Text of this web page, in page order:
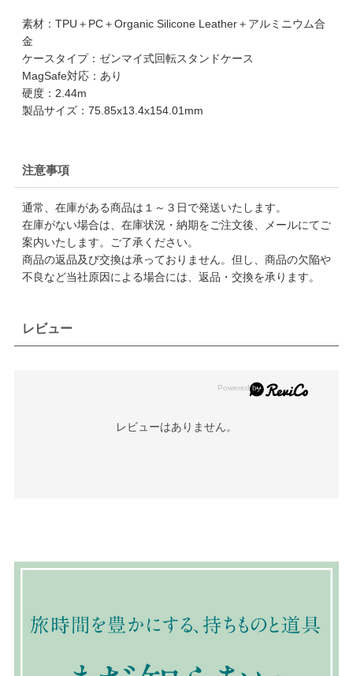
素材：TPU＋PC＋Organic Silicone Leather＋アルミニウム合
金
ケースタイプ：ゼンマイ式回転スタンドケース
MagSafe対応：あり
硬度：2.44m
製品サイズ：75.85x13.4x154.01mm
注意事項
通常、在庫がある商品は１～３日で発送いたします。
在庫がない場合は、在庫状況・納期をご注文後、メールにてご
案内いたします。ご了承ください。
商品の返品及び交換は承っておりません。但し、商品の欠陥や
不良など当社原因による場合には、返品・交換を承ります。
レビュー
レビューはありません。